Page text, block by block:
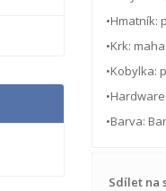
•Hmatník:
•Krk:
•Kobylka:
•Barva:
Sdílet na